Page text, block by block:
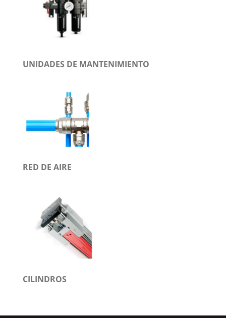
UNIDADES DE MANTENIMIENTO
RED DE AIRE
CILINDROS